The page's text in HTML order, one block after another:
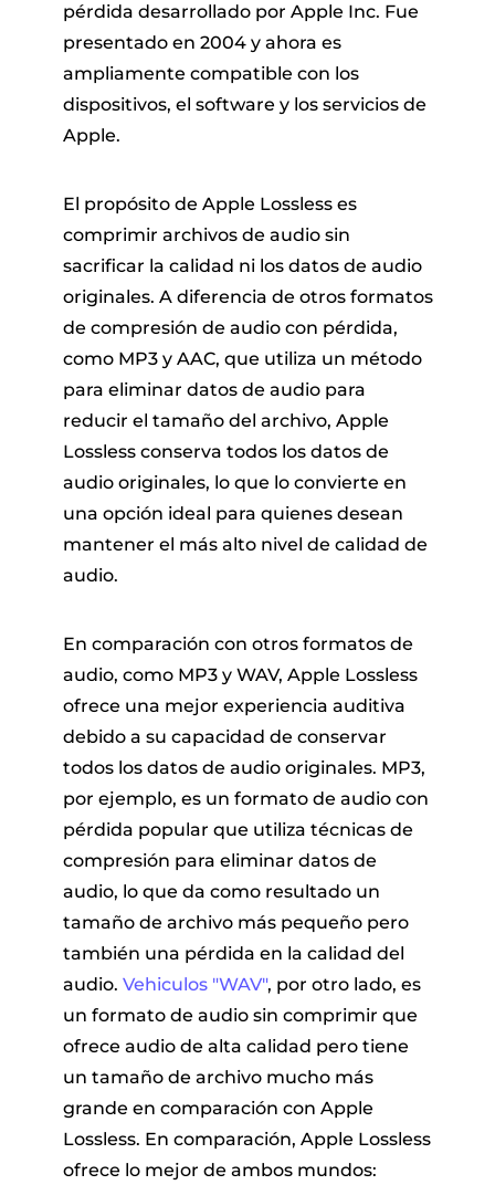
pérdida desarrollado por Apple Inc. Fue
presentado en 2004 y ahora es
ampliamente compatible con los
dispositivos, el software y los servicios de
Apple.
El propósito de Apple Lossless es
comprimir archivos de audio sin
sacrificar la calidad ni los datos de audio
originales. A diferencia de otros formatos
de compresión de audio con pérdida,
como MP3 y AAC, que utiliza un método
para eliminar datos de audio para
reducir el tamaño del archivo, Apple
Lossless conserva todos los datos de
audio originales, lo que lo convierte en
una opción ideal para quienes desean
mantener el más alto nivel de calidad de
audio.
En comparación con otros formatos de
audio, como MP3 y WAV, Apple Lossless
ofrece una mejor experiencia auditiva
debido a su capacidad de conservar
todos los datos de audio originales. MP3,
por ejemplo, es un formato de audio con
pérdida popular que utiliza técnicas de
compresión para eliminar datos de
audio, lo que da como resultado un
tamaño de archivo más pequeño pero
también una pérdida en la calidad del
audio. Vehiculos "WAV", por otro lado, es
un formato de audio sin comprimir que
ofrece audio de alta calidad pero tiene
un tamaño de archivo mucho más
grande en comparación con Apple
Lossless. En comparación, Apple Lossless
ofrece lo mejor de ambos mundos: